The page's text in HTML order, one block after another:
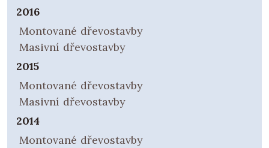
2016
Montované dřevostavby
Masivní dřevostavby
2015
Montované dřevostavby
Masivní dřevostavby
2014
Montované dřevostavby